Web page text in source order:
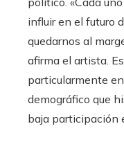
influir en el futuro
quedarnos al
afirma el artista.
particularmente
demográfico que
baja participación